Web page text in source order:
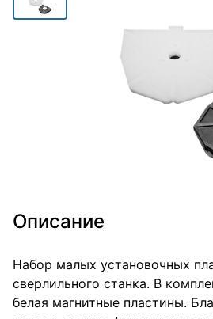
Описание
Набор малых установочных
сверлильного станка. В
белая магнитные пластины.